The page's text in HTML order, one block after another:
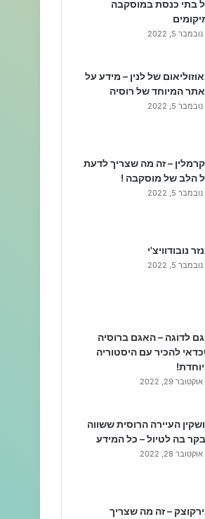
בתי כנסת במוסקבה
נובמבר 5, 2022
של לנין – מידע על
המיוחד של רוסיה
נובמבר 5, 2022
– זה מה שצריך לדעת
הלב של מוסקבה !
נובמבר 5, 2022
נובודוויצ'י
נובמבר 5, 2022
לדוגה – האגם ברוסיה
להכיר עם היסטוריה
אוקטובר 29, 2022
העיירה הרוסית ששווה
בה לטיול – כל המידע
אוקטובר 28, 2022
– זה מה שצריך